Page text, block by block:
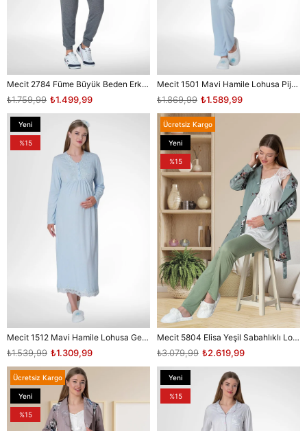
Mecit 2784 Füme Büyük Beden Erkek Pijama Takımı
₺1.499,99
₺1.759,99
Mecit 1501 Mavi Hamile Lohusa Pijama Takımı
₺1.589,99
₺1.869,99
Mecit 1512 Mavi Hamile Lohusa Gecelik
₺1.309,99
₺1.539,99
Yeni
Ürün
%15
Mecit 5804 Elisa Yeşil Sabahlıklı Lohusa Pijama Takımı
₺2.619,99
₺3.079,99
Ücretsiz Kargo
Yeni
Ürün
%15
Ücretsiz Kargo
Yeni
Ürün
%15
Yeni
Ürün
%15